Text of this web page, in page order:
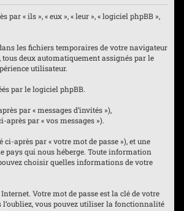
« ils », « eux », « leur », « logiciel phpBB »,
les fichiers temporaires de votre navigateur
deux automatiquement assignés par le
utilisateur.
par le logiciel phpBB.
par « messages d’invités »),
par « vos messages »).
après par « votre mot de passe »), et une
pays qui nous héberge. Toute information
choisir quelles informations de votre
Votre mot de passe est la clé de votre
l’oubliez, vous pouvez utiliser la fonctionnalité